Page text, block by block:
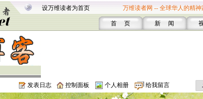
设万维读者为首页 万维读者网 -- 全球华人的精神
首 页 新 闻
发表日志 控制面板 个人相册 给我留言